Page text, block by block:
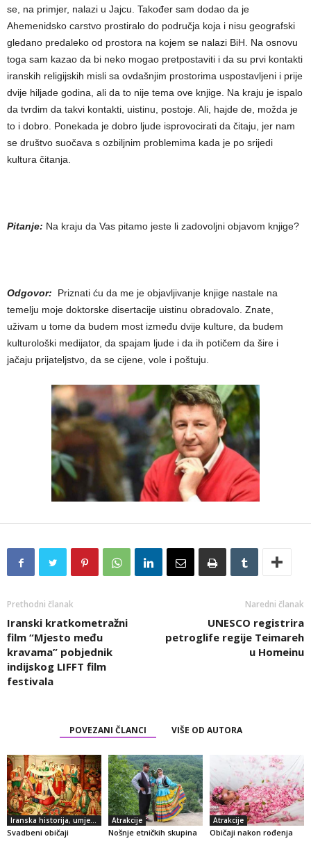
se, na primjer, nalazi u Jajcu. Također sam dodao da je
Ahemenidsko carstvo prostiralo do područja koja i nisu geografski
gledano predaleko od prostora na kojem se nalazi BiH. Na osnovu
toga sam kazao da bi neko mogao pretpostaviti i da su prvi kontakti
iranskih religijskih misli sa ovdašnjim prostorima uspostavljeni i prije
dvije hiljade godina, ali da to nije tema ove knjige. Na kraju je ispalo
da tvrdim da takvi kontakti, uistinu, postoje. Ali, hajde de, možda je
to i dobro. Ponekada je dobro ljude isprovocirati da čitaju, jer nam
se društvo suočava s ozbiljnim problemima kada je po srijedi
kultura čitanja.
Pitanje: Na kraju da Vas pitamo jeste li zadovoljni objavom knjige?
Odgovor: Priznati ću da me je objavljivanje knjige nastale na
temelju moje doktorske disertacije uistinu obradovalo. Znate,
uživam u tome da budem most između dvije kulture, da budem
kulturološki medijator, da spajam ljude i da ih potičem da šire i
jačaju prijateljstvo, da se cijene, vole i poštuju.
Prethodni članak
Iranski kratkometražni
film “Mjesto među
kravama” pobjednik
indijskog LIFFT film
festivala
Naredni članak
UNESCO registrira
petroglife regije Teimareh
u Homeinu
POVEZANI ČLANCI VIŠE OD AUTORA
Iranska historija, umjetnost i kultura
Svadbeni običaji
Atrakcije
Nošnje etničkih skupina
Atrakcije
Običaji nakon rođenja